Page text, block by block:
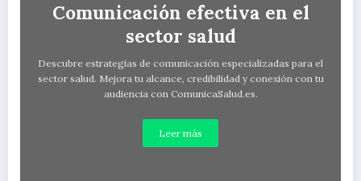
Comunicación efectiva en el
sector salud
Descubre estrategias de comunicación especializadas para el
sector salud. Mejora tu alcance, credibilidad y conexión con tu
audiencia con ComunicaSalud.es.
Leer más